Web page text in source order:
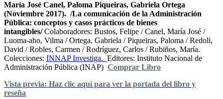
María José Canel, Paloma Piqueiras, Gabriela Ortega
(Noviembre 2017). /La comunicación de la Administración
Pública: conceptos y casos prácticos de bienes
intangibles/Colaboradores: Bustos, Felipe / Canel, María José /
Luoma-aho, Vilma / Ortega, Gabriela / Piqueiras, Paloma / Redoli,
David / Robles, Carmen / Rodríguez, Carlos / Rubiños, María.
Colecciones: INNAP Investiga. Editores: Instituto Nacional de
Administración Pública (INAP) Comprar Libro
Vista previa: Haz clic aquí para ver la portada del libro y
reseña